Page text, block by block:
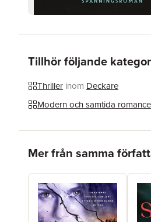
Tillhör följande
Thriller inom Deckare
Modern och samtida romance
Mer från samma